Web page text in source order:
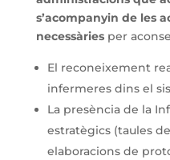
s’acompanyin de les
necessàriesper
El reconeixement
infermeres dins el
La presència de la
estratègics (taules
elaboracions de